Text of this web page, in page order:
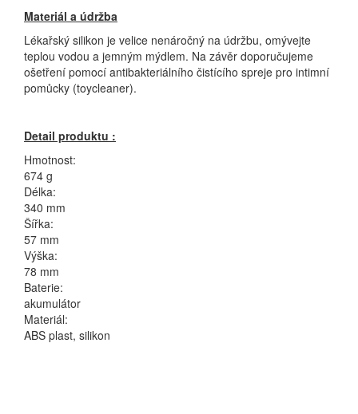
Materiál a údržba
Lékařský silikon je velice nenáročný na údržbu, omývejte
teplou vodou a jemným mýdlem. Na závěr doporučujeme
ošetření pomocí antibakteriálního čistícího spreje pro intimní
pomůcky (toycleaner).
Detail produktu :
Hmotnost:
674 g
Délka:
340 mm
Šířka:
57 mm
Výška:
78 mm
Baterie:
akumulátor
Materiál:
ABS plast, silikon